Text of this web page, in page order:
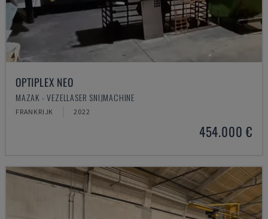
OPTIPLEX NEO
MAZAK - VEZELLASER SNIJMACHINE
FRANKRIJK 2022
454.000 €